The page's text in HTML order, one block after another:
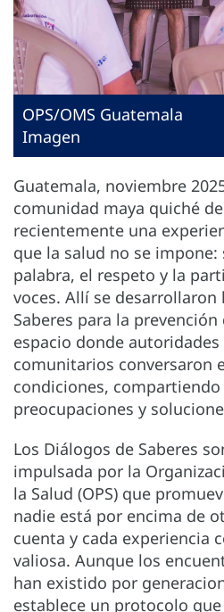
OPS/OMS Guatemala
Imagen
Guatemala, noviembre
comunidad maya quiché
recientemente una
que la salud no se
palabra, el respeto y la
voces. Allí se desarrollaron
Saberes para la
espacio donde
comunitarios conversaron
condiciones,
preocupaciones y
Los Diálogos de Saberes
impulsada por la
la Salud (OPS) que
nadie está por encima de
cuenta y cada experiencia
valiosa. Aunque los
han existido por
establece un protocolo